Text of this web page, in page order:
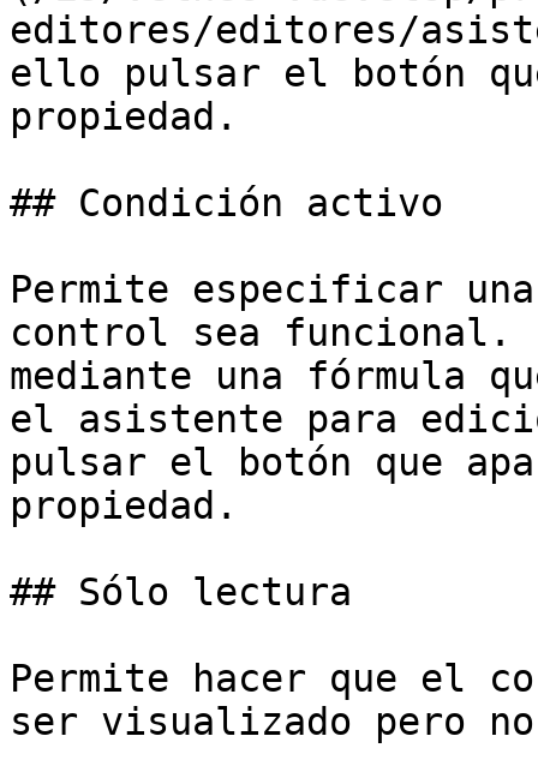
editores/editores/
ello pulsar el botón
propiedad.
## Condición activo
Permite especificar
control sea funcional.
mediante una fórmula
el asistente para
pulsar el botón que
propiedad.
## Sólo lectura
Permite hacer que el
ser visualizado pero